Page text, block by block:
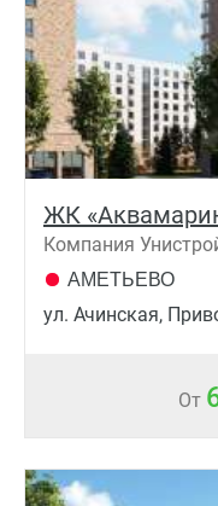
ЖК
Компания
АМЕТЬЕВО
ул. Ачинская,
От